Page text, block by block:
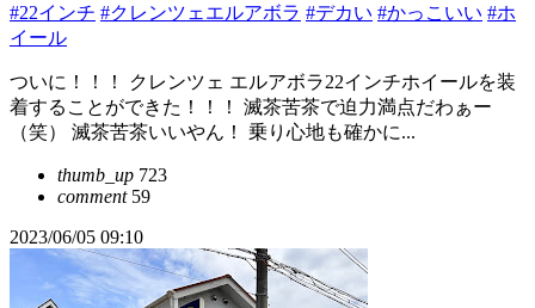
#22インチ #クレンツェエルアボラ #デカい #かっこいい #ホ
イール
ついに！！！ クレンツェ エルアボラ22インチホイールを装
着することができた！！！ 滅茶苦茶で迫力満点だわぁー
（笑） 滅茶苦茶いいやん！ 乗り心地も確かに...
thumb_up 723
comment59
2023/06/05 09:10